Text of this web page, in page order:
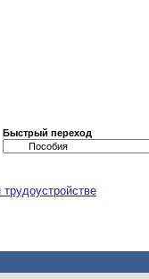
Быстрый переход